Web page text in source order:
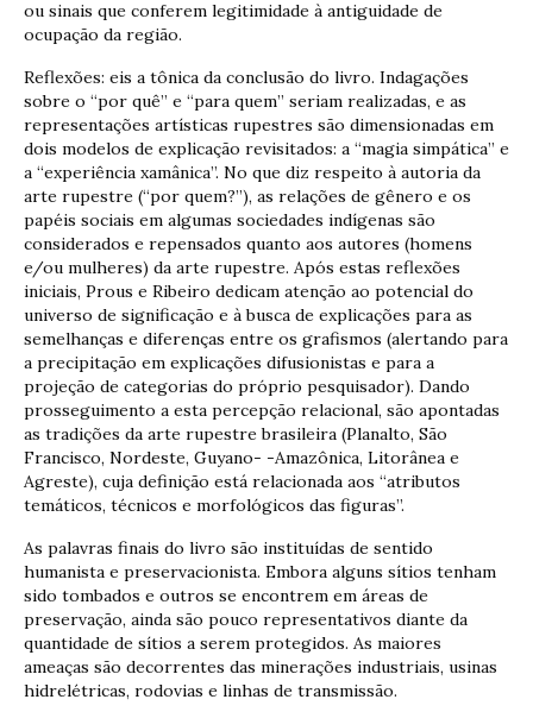
ou sinais que conferem legitimidade à antiguidade de
ocupação da região.
Reflexões: eis a tônica da conclusão do livro. Indagações
sobre o “por quê” e “para quem” seriam realizadas, e as
representações artísticas rupestres são dimensionadas em
dois modelos de explicação revisitados: a “magia simpática” e
a “experiência xamânica”. No que diz respeito à autoria da
arte rupestre (“por quem?”), as relações de gênero e os
papéis sociais em algumas sociedades indígenas são
considerados e repensados quanto aos autores (homens
e/ou mulheres) da arte rupestre. Após estas reflexões
iniciais, Prous e Ribeiro dedicam atenção ao potencial do
universo de significação e à busca de explicações para as
semelhanças e diferenças entre os grafismos (alertando para
a precipitação em explicações difusionistas e para a
projeção de categorias do próprio pesquisador). Dando
prosseguimento a esta percepção relacional, são apontadas
as tradições da arte rupestre brasileira (Planalto, São
Francisco, Nordeste, Guyano- -Amazônica, Litorânea e
Agreste), cuja definição está relacionada aos “atributos
temáticos, técnicos e morfológicos das figuras”.
As palavras finais do livro são instituídas de sentido
humanista e preservacionista. Embora alguns sítios tenham
sido tombados e outros se encontrem em áreas de
preservação, ainda são pouco representativos diante da
quantidade de sítios a serem protegidos. As maiores
ameaças são decorrentes das minerações industriais, usinas
hidrelétricas, rodovias e linhas de transmissão.